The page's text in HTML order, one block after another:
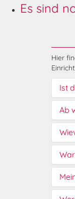
Es sind
Hier
Ist
Ab